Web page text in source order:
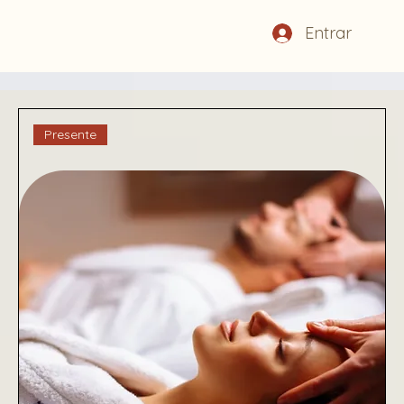
Entrar
Presente